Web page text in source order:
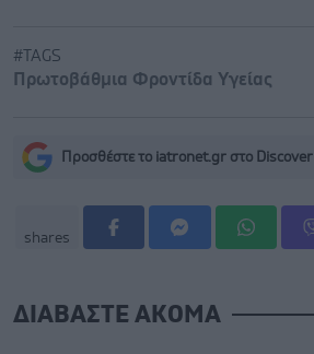
#TAGS
Πρωτοβάθμια Φροντίδα Υγείας
Προσθέστε το iatronet.gr στο Discover
shares
ΔΙΑΒΑΣΤΕ ΑΚΟΜΑ